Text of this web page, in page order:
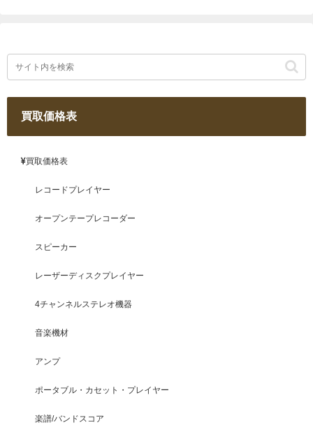
買取価格表
買取価格表
レコードプレイヤー
オープンテープレコーダー
スピーカー
レーザーディスクプレイヤー
4チャンネルステレオ機器
音楽機材
アンプ
ポータブル・カセット・プレイヤー
楽譜/バンドスコア